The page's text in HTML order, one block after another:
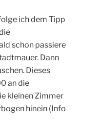
ich dem Tipp
schon passiere
Dann
Dieses
an die
kleinen Zimmer
hinein (Info